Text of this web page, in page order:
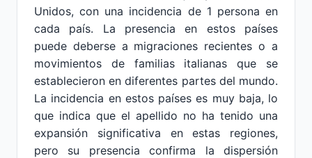
Unidos, con una incidencia de 1 persona en
cada país. La presencia en estos países
puede deberse a migraciones recientes o a
movimientos de familias italianas que se
establecieron en diferentes partes del mundo.
La incidencia en estos países es muy baja, lo
que indica que el apellido no ha tenido una
expansión significativa en estas regiones,
pero su presencia confirma la dispersión